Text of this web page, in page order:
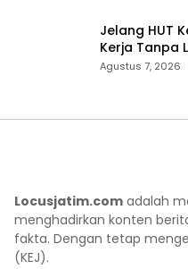
Jelang HUT
Kerja Tanpa
Agustus 7, 2026
Locusjatim.com adalah
menghadirkan konten
fakta. Dengan tetap
(KEJ).